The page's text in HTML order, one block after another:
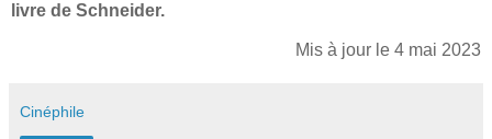
livre de Schneider.
Mis à jour le 4 mai 2023
Cinéphile